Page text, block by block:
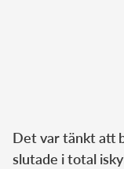
Det var tänkt att
slutade i total